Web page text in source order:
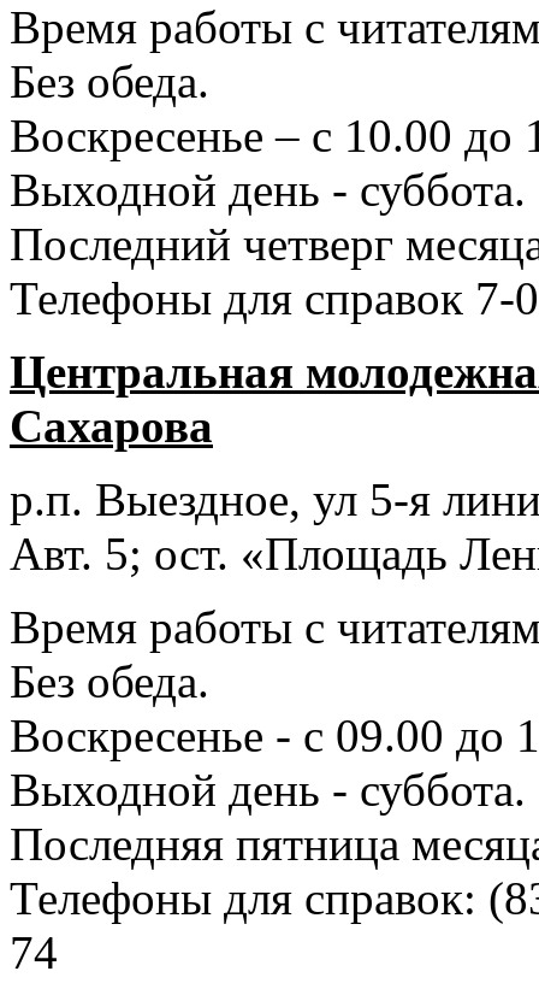
Время работы с
Без обеда.
Воскресенье – с 10.00 до
Выходной день - суббота.
Последний четверг
Телефоны для справок 7-
Центральная
Сахарова
р.п. Выездное, ул 5-я
Авт. 5; ост. «Площадь
Время работы с
Без обеда.
Воскресенье - с 09.00 до
Выходной день - суббота.
Последняя пятница
Телефоны для справок:
74